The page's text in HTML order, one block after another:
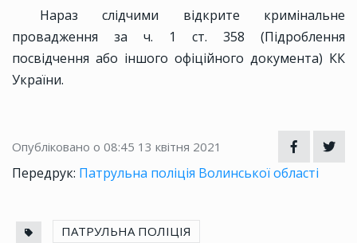
Нараз слідчими відкрите кримінальне
провадження за ч. 1 ст. 358 (Підроблення
посвідчення або іншого офіційного документа) КК
України.
Опубліковано о 08:45 13 квітня 2021
Передрук: Патрульна поліція Волинської області
ПАТРУЛЬНА ПОЛІЦІЯ